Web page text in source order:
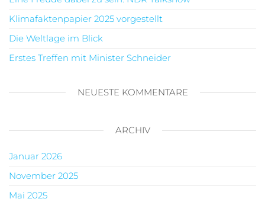
Klimafaktenpapier 2025 vorgestellt
Die Weltlage im Blick
Erstes Treffen mit Minister Schneider
NEUESTE KOMMENTARE
ARCHIV
Januar 2026
November 2025
Mai 2025